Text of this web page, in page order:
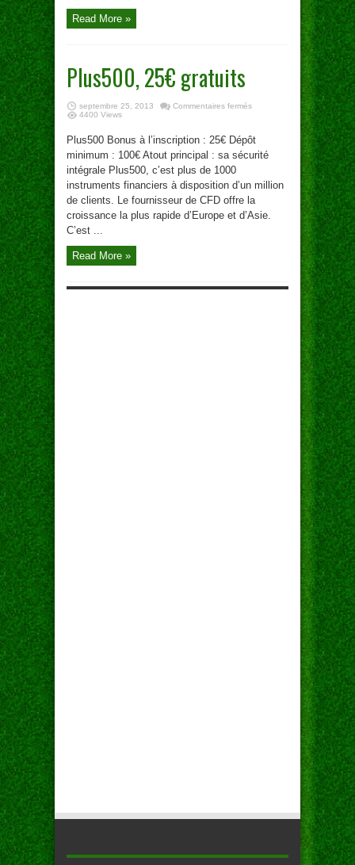
Read More »
Plus500, 25€ gratuits
septembre 25, 2013 Commentaires fermés
4400 Views
Plus500 Bonus à l’inscription : 25€ Dépôt
minimum : 100€ Atout principal : sa sécurité
intégrale Plus500, c’est plus de 1000
instruments financiers à disposition d’un million
de clients. Le fournisseur de CFD offre la
croissance la plus rapide d’Europe et d’Asie.
C’est ...
Read More »
INSCRIPTION À LA NEWSLETTER
$$ GAGNE DE L'ARGENT AVEC LA NEWSLETTER
Les bons plans, promo exclusives directement dans ta boite mail
E-mail (obligatoire)